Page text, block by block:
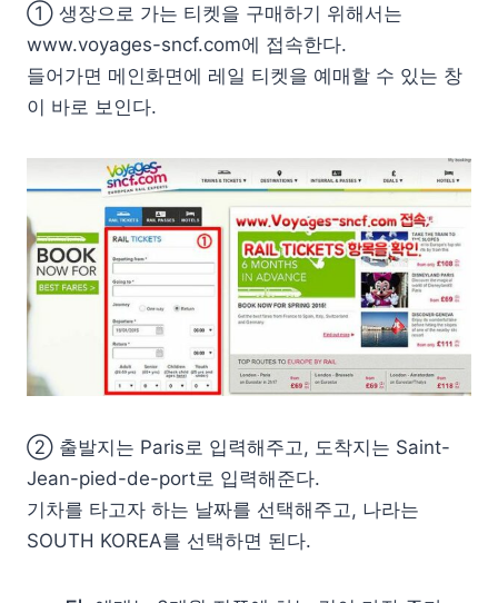
① 생장으로 가는 티켓을 구매하기 위해서는
www.voyages-sncf.com에 접속한다.
들어가면 메인화면에 레일 티켓을 예매할 수 있는 창
이 바로 보인다.
② 출발지는 Paris로 입력해주고, 도착지는 Saint-
Jean-pied-de-port로 입력해준다.
기차를 타고자 하는 날짜를 선택해주고, 나라는
SOUTH KOREA를 선택하면 된다.